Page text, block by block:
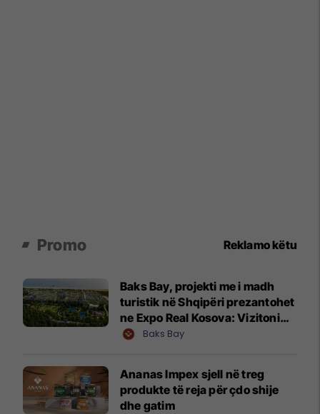
Promo Reklamo këtu
Baks Bay, projekti me i madh
turistik në Shqipëri prezantohet
ne Expo Real Kosova: Vizitoni
shtandin dhe zbuloni
Baks Bay
Ananas Impex sjell në treg
produkte të reja për çdo shije
dhe gatim